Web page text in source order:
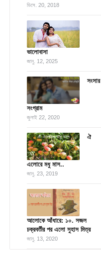
ডিসে. 20, 2018
ভালোবাসা
জানু. 12, 2025
সংসার
সংগ্রাম
জুলাই 22, 2020
ঐ
‎এলোরে মধু মাস..‬
জানু. 23, 2019
আলোকে আঁধারে: ১০. সজল
চক্রবর্তীর পর এলো সুহাস মিত্র
জানু. 13, 2020